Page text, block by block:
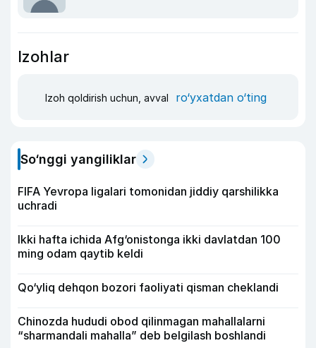
Izohlar
Izoh qoldirish uchun, avval ro‘yxatdan o‘ting
So‘nggi yangiliklar
FIFA Yevropa ligalari tomonidan jiddiy qarshilikka
uchradi
Ikki hafta ichida Afg‘onistonga ikki davlatdan 100
ming odam qaytib keldi
Qo‘yliq dehqon bozori faoliyati qisman cheklandi
Chinozda hududi obod qilinmagan mahallalarni
“sharmandali mahalla” deb belgilash boshlandi